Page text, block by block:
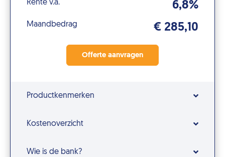
Rente v.a. 6,8%
Maandbedrag € 285,10
Productkenmerken
Kostenoverzicht
Wie is de bank?